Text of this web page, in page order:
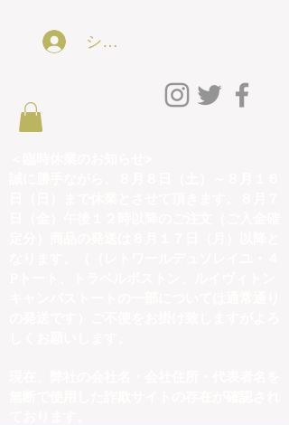
ショッピング会員アカウン